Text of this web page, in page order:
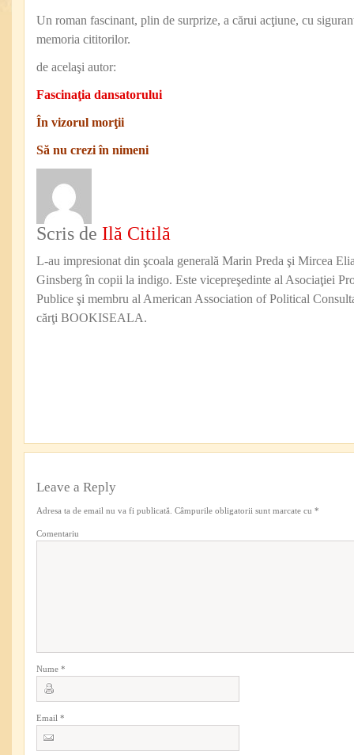
Un roman fascinant, plin de surprize, a cărui acţiune, cu
memoria cititorilor.
de acelaşi autor:
Fascinaţia dansatorului
În vizorul morţii
Să nu crezi în nimeni
Scris de Ilă Citilă
L-au impresionat din şcoala generală Marin Preda şi Mircea
Ginsberg în copii la indigo. Este vicepreşedinte al Asociaţiei
Publice şi membru al American Association of Political
cărţi BOOKISEALA.
Leave a Reply
Adresa ta de email nu va fi publicată. Câmpurile obligatorii sunt marcate cu *
Comentariu
Nume *
Email *